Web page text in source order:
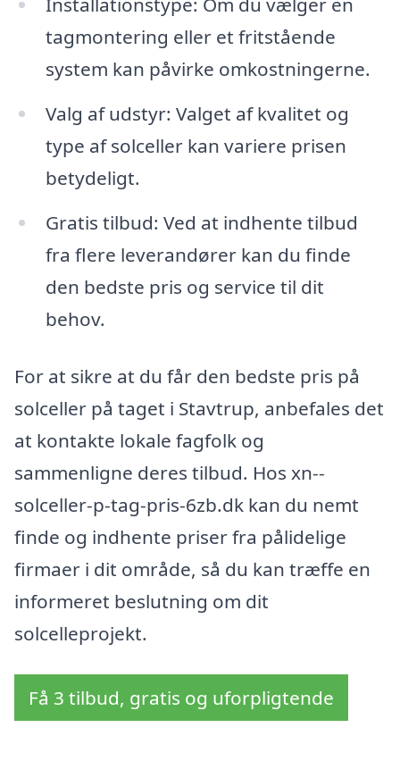
tagmontering eller et fritstående
system kan påvirke omkostningerne.
Valg af udstyr: Valget af kvalitet og
type af solceller kan variere prisen
betydeligt.
Gratis tilbud: Ved at indhente tilbud
fra flere leverandører kan du finde
den bedste pris og service til dit
behov.
For at sikre at du får den bedste pris på
solceller på taget i Stavtrup, anbefales det
at kontakte lokale fagfolk og
sammenligne deres tilbud. Hos xn--
solceller-p-tag-pris-6zb.dk kan du nemt
finde og indhente priser fra pålidelige
firmaer i dit område, så du kan træffe en
informeret beslutning om dit
solcelleprojekt.
Få 3 tilbud, gratis og uforpligtende